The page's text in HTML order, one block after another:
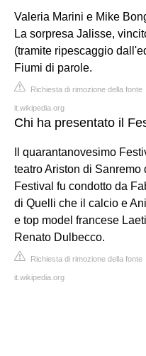
Valeria Marini e Mike
La sorpresa Jalisse,
(tramite ripescaggio
Fiumi di parole.
Richiesta di rimozione della fonte
it.wikipedia.org
Chi ha presentato il
Il quarantanovesimo
teatro Ariston di Sanremo
Festival fu condotto da
di Quelli che il calcio e
e top model francese
Renato Dulbecco.
Richiesta di rimozione della fonte
it.wikipedia.org